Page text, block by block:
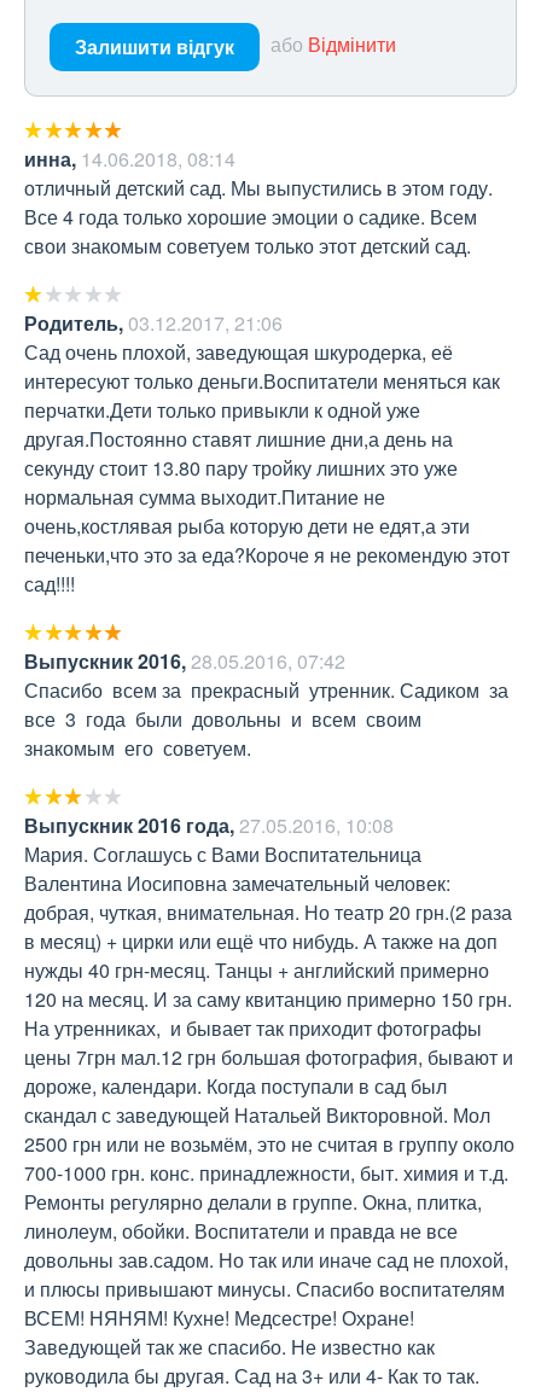
Залишити відгук або Відмінити
инна, 14.06.2018, 08:14
отличный детский сад. Мы выпустились в этом году.
Все 4 года только хорошие эмоции о садике. Всем
свои знакомым советуем только этот детский сад.
Родитель,03.12.2017, 21:06
Сад очень плохой, заведующая шкуродерка, её
интересуют только деньги.Воспитатели меняться как
перчатки.Дети только привыкли к одной уже
другая.Постоянно ставят лишние дни,а день на
секунду стоит 13.80 пару тройку лишних это уже
нормальная сумма выходит.Питание не
очень,костлявая рыба которую дети не едят,а эти
печеньки,что это за еда?Короче я не рекомендую этот
сад!!!!
Выпускник 2016,28.05.2016, 07:42
Спасибо  всем за  прекрасный  утренник. Садиком  за
все  3  года  были  довольны  и  всем  своим
знакомым  его  советуем.
Выпускник 2016 года,27.05.2016, 10:08
Мария. Соглашусь с Вами Воспитательница
Валентина Иосиповна замечательный человек:
добрая, чуткая, внимательная. Но театр 20 грн.(2 раза
в месяц) + цирки или ещё что нибудь. А также на доп
нужды 40 грн-месяц. Танцы + английский примерно
120 на месяц. И за саму квитанцию примерно 150 грн.
На утренниках,  и бывает так приходит фотографы
цены 7грн мал.12 грн большая фотография, бывают и
дороже, календари. Когда поступали в сад был
скандал с заведующей Натальей Викторовной. Мол
2500 грн или не возьмём, это не считая в группу около
700-1000 грн. конс. принадлежности, быт. химия и т.д.
Ремонты регулярно делали в группе. Окна, плитка,
линолеум, обойки. Воспитатели и правда не все
довольны зав.садом. Но так или иначе сад не плохой,
и плюсы привышают минусы. Спасибо воспитателям
ВСЕМ! НЯНЯМ! Кухне! Медсестре! Охране!
Заведующей так же спасибо. Не известно как
руководила бы другая. Сад на 3+ или 4- Как то так.